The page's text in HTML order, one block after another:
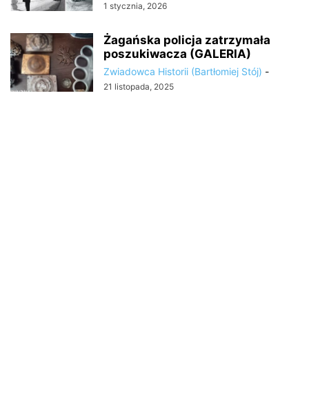
1 stycznia, 2026
Żagańska policja zatrzymała
poszukiwacza (GALERIA)
Zwiadowca Historii (Bartłomiej Stój) -
21 listopada, 2025